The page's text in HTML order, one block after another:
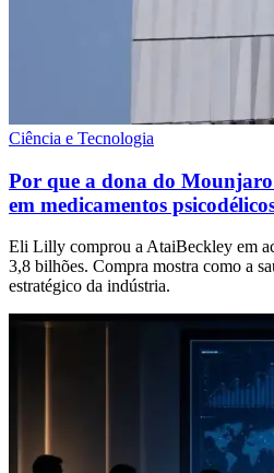
Ciência e Tecnologia
Por que a dona do
em medicamentos
Eli Lilly comprou a AtaiBeckley em
3,8 bilhões. Compra mostra como a
estratégico da indústria.